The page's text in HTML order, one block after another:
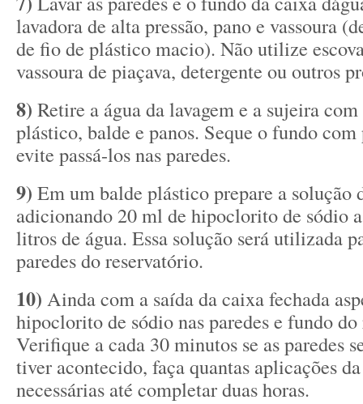
lavadora de alta pressão, pano e vassoura
de fio de plástico macio). Não utilize
vassoura de piaçava, detergente ou outros
8) Retire a água da lavagem e a sujeira
plástico, balde e panos. Seque o fundo
evite passá-los nas paredes.
9) Em um balde plástico prepare a
adicionando 20 ml de hipoclorito de sódio
litros de água. Essa solução será utilizada
paredes do reservatório.
10) Ainda com a saída da caixa fechada
hipoclorito de sódio nas paredes e fundo
Verifique a cada 30 minutos se as paredes
tiver acontecido, faça quantas aplicações
necessárias até completar duas horas.